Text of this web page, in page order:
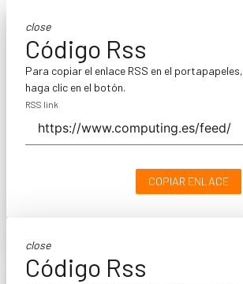
close
Código Rss
Para copiar el enlace RSS en el portapapeles,
haga clic en el botón.
RSS link
COPIAR ENLACE
close
Código Rss